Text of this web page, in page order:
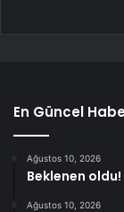
En Güncel
Ağustos 10, 2026
Beklenen
Ağustos 10, 2026